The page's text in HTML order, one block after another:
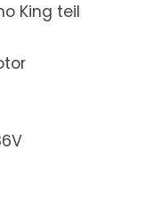
King teil